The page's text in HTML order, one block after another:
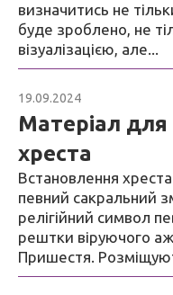
визначитись не
буде зроблено, не
візуалізацією, але...
19.09.2024
Матеріал
хреста
Встановлення
певний сакральний
релігійний символ
рештки віруючого
Пришестя.